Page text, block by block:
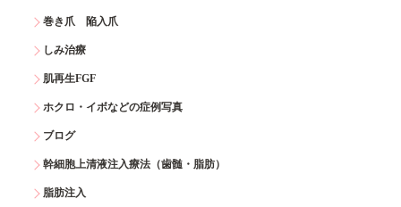
巻き爪 陥入爪
しみ治療
肌再生FGF
ホクロ・イボなどの症例写真
ブログ
幹細胞上清液注入療法（歯髄・脂肪）
脂肪注入